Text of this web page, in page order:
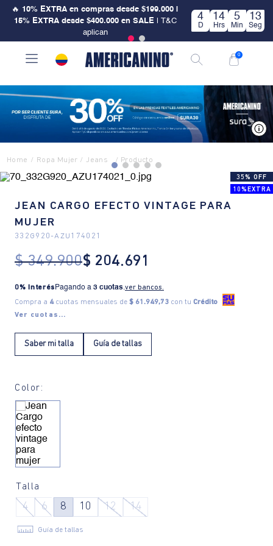
🔥 10% EXTRA en compras desde $199.000 |
15% EXTRA desde $400.000 en SALE| T&C
aplican
4
D
14
Hrs
5
Min
12
Seg
0
Ropa Mujer Jeans
35% OFF
10%EXTRA
JEAN CARGO EFECTO VINTAGE PARA
MUJER
332G920-AZU174021
$ 349.900$ 204.691
0% Interés Pagando a 3 cuotas.ver bancos.
Compra a 4cuotas mensuales de $ 61.949,73 con tu Crédito
Ver cuotas...
Saber mi talla Guía de tallas
Color:
Talla
4 6 8 10 12 14
Guía de tallas